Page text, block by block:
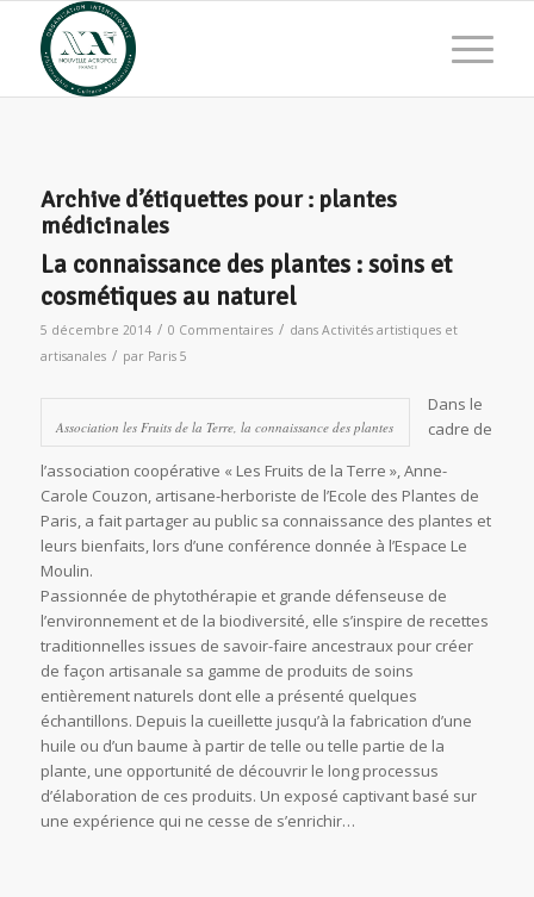
Archive d’étiquettes pour : plantes
médicinales
La connaissance des plantes : soins et
cosmétiques au naturel
5 décembre 2014 / 0 Commentaires / dans Activités artistiques et
artisanales / par Paris 5
Association les Fruits de la Terre, la connaissance des plantes
Dans le
cadre de
l’association coopérative « Les Fruits de la Terre », Anne-
Carole Couzon, artisane-herboriste de l’Ecole des Plantes de
Paris, a fait partager au public sa connaissance des plantes et
leurs bienfaits, lors d’une conférence donnée à l’Espace Le
Moulin.
Passionnée de phytothérapie et grande défenseuse de
l’environnement et de la biodiversité, elle s’inspire de recettes
traditionnelles issues de savoir-faire ancestraux pour créer
de façon artisanale sa gamme de produits de soins
entièrement naturels dont elle a présenté quelques
échantillons. Depuis la cueillette jusqu’à la fabrication d’une
huile ou d’un baume à partir de telle ou telle partie de la
plante, une opportunité de découvrir le long processus
d’élaboration de ces produits. Un exposé captivant basé sur
une expérience qui ne cesse de s’enrichir…